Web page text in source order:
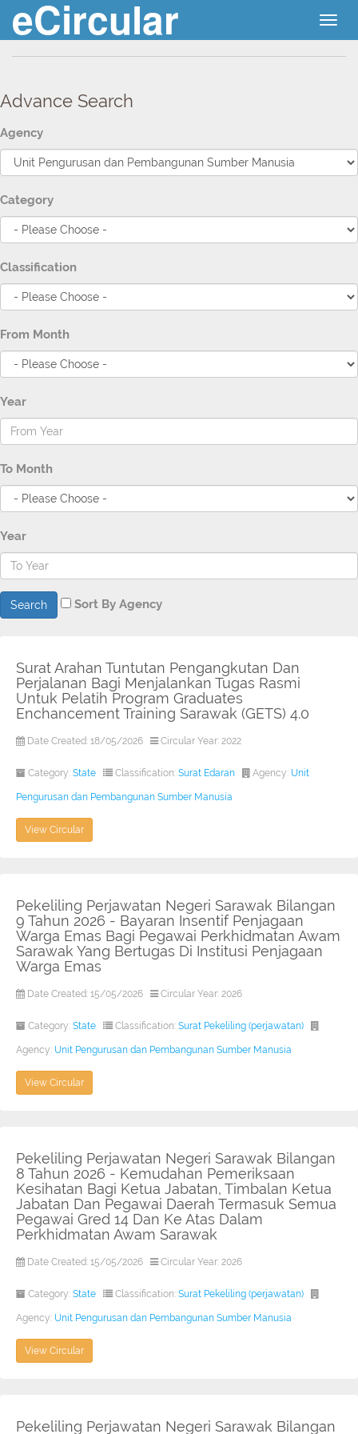
eCircular
Advance Search
Agency
Category
Classification
From Month
Year
To Month
Year
Search Sort By Agency
Surat Arahan Tuntutan Pengangkutan Dan
Perjalanan Bagi Menjalankan Tugas Rasmi
Untuk Pelatih Program Graduates
Enchancement Training Sarawak (GETS) 4.0
Date Created: 18/05/2026 Circular Year: 2022
Category: State Classification: Surat Edaran Agency: Unit
Pengurusan dan Pembangunan Sumber Manusia
View Circular
Pekeliling Perjawatan Negeri Sarawak Bilangan
9 Tahun 2026 - Bayaran Insentif Penjagaan
Warga Emas Bagi Pegawai Perkhidmatan Awam
Sarawak Yang Bertugas Di Institusi Penjagaan
Warga Emas
Date Created: 15/05/2026 Circular Year: 2026
Category: State Classification: Surat Pekeliling (perjawatan)
Agency: Unit Pengurusan dan Pembangunan Sumber Manusia
View Circular
Pekeliling Perjawatan Negeri Sarawak Bilangan
8 Tahun 2026 - Kemudahan Pemeriksaan
Kesihatan Bagi Ketua Jabatan, Timbalan Ketua
Jabatan Dan Pegawai Daerah Termasuk Semua
Pegawai Gred 14 Dan Ke Atas Dalam
Perkhidmatan Awam Sarawak
Date Created: 15/05/2026 Circular Year: 2026
Category: State Classification: Surat Pekeliling (perjawatan)
Agency: Unit Pengurusan dan Pembangunan Sumber Manusia
View Circular
Pekeliling Perjawatan Negeri Sarawak Bilangan